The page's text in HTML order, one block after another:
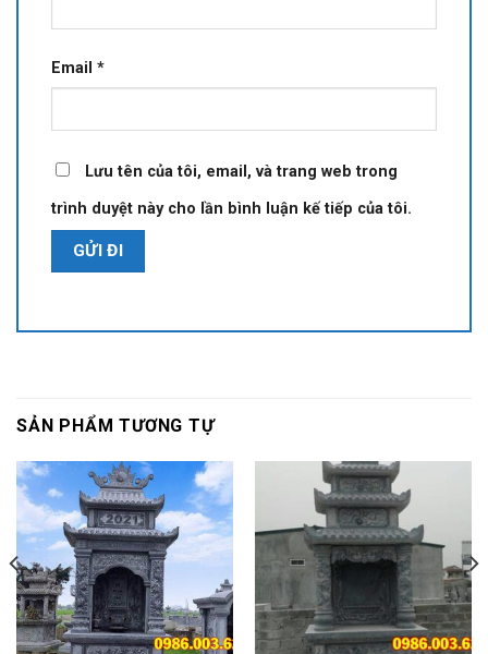
Email *
Lưu tên của tôi, email, và trang web trong
trình duyệt này cho lần bình luận kế tiếp của tôi.
SẢN PHẨM TƯƠNG TỰ